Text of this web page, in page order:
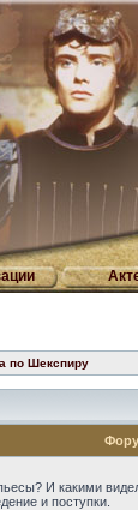
по Шекспиру
И какими
и поступки.